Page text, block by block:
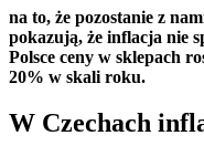
na to, że pozostanie z
pokazują, że inflacja nie
Polsce ceny w sklepach
20% w skali roku.
W Czechach